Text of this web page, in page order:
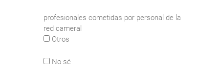
profesionales cometidas por personal de la
red cameral
Otros
No sé